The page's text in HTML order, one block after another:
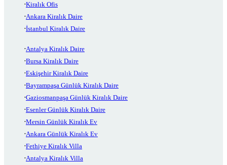
Kiralık Ofis
Ankara Kiralık Daire
İstanbul Kiralık Daire
Antalya Kiralık Daire
Bursa Kiralık Daire
Eskişehir Kiralık Daire
Bayrampaşa Günlük Kiralık Daire
Gaziosmanpaşa Günlük Kiralık Daire
Esenler Günlük Kiralık Daire
Mersin Günlük Kiralık Ev
Ankara Günlük Kiralık Ev
Fethiye Kiralık Villa
Antalya Kiralık Villa